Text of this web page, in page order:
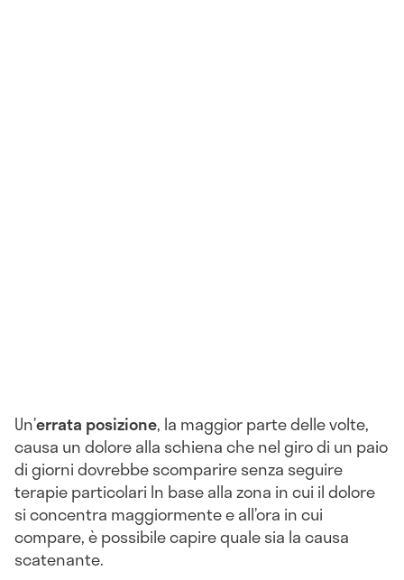
Un’errata posizione, la maggior parte delle volte,
causa un dolore alla schiena che nel giro di un paio
di giorni dovrebbe scomparire senza seguire
terapie particolari In base alla zona in cui il dolore
si concentra maggiormente e all’ora in cui
compare, è possibile capire quale sia la causa
scatenante.